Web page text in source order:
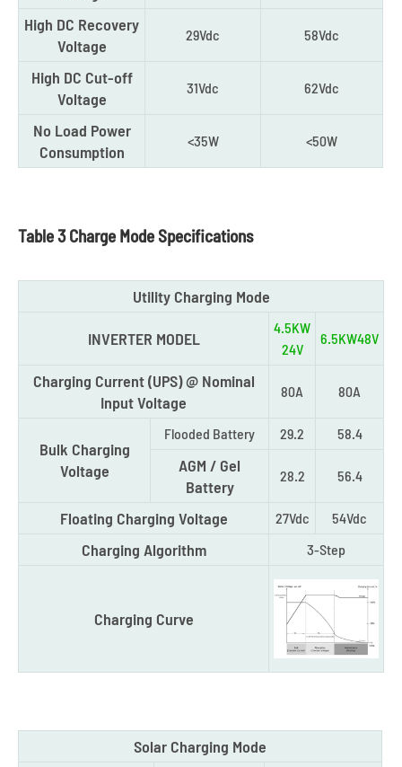
High DC Recovery
Voltage
29Vdc 58Vdc
High DC Cut-off
Voltage
31Vdc 62Vdc
No Load Power
Consumption
<35W <50W
Table 3 Charge Mode Specifications
Utility Charging Mode
INVERTER MODEL
4.5KW
24V
6.5KW48V
Charging Current (UPS) @ Nominal
Input Voltage
80A 80A
Bulk Charging
Voltage
Flooded Battery 29.2 58.4
AGM / Gel
Battery
28.2 56.4
Floating Charging Voltage 27Vdc 54Vdc
Charging Algorithm 3-Step
Charging Curve
Solar Charging Mode